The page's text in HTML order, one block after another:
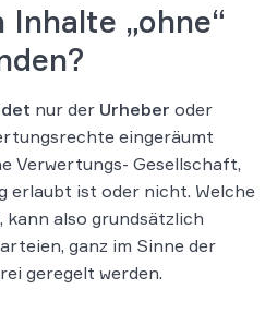
„ohne“
nur der Urheber oder
eingeräumt
Verwertungs- Gesellschaft,
erlaubt ist oder nicht. Welche
kann also grundsätzlich
ganz im Sinne der
geregelt werden.